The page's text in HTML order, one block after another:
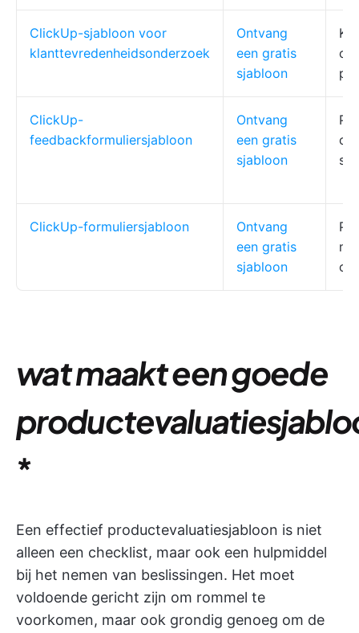
ClickUp-sjabloon voor
klanttevredenheidsonderzoek
Ontvang
een gratis
sjabloon
ClickUp-
feedbackformuliersjabloon
Ontvang
een gratis
sjabloon
ClickUp-formuliersjabloon
Ontvang
een gratis
sjabloon
wat maakt een goede
*
Een effectief productevaluatiesjabloon is niet
alleen een checklist, maar ook een hulpmiddel
bij het nemen van beslissingen. Het moet
voldoende gericht zijn om rommel te
voorkomen, maar ook grondig genoeg om de